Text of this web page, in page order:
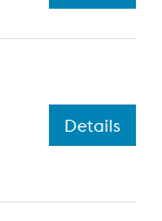
Details